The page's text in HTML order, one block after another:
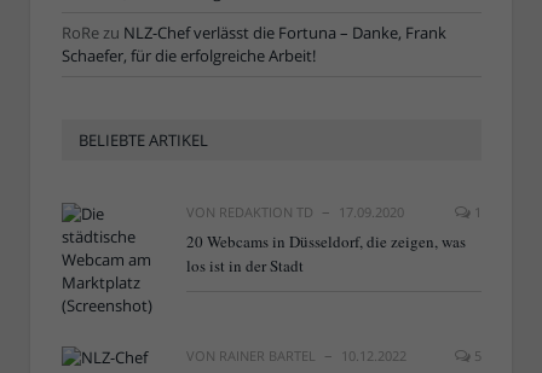
RoRezu NLZ-Chef verlässt die Fortuna – Danke, Frank
Schaefer, für die erfolgreiche Arbeit!
BELIEBTE ARTIKEL
VON REDAKTION TD 17.09.2020 1
20 Webcams in Düsseldorf, die zeigen, was
los ist in der Stadt
VON RAINER BARTEL 10.12.2022 5